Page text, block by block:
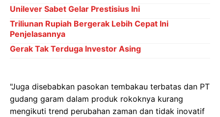
Unilever Sabet Gelar Prestisius Ini
Triliunan Rupiah Bergerak Lebih Cepat Ini
Penjelasannya
Gerak Tak Terduga Investor Asing
"Juga disebabkan pasokan tembakau terbatas dan PT
gudang garam dalam produk rokoknya kurang
mengikuti trend perubahan zaman dan tidak inovatif